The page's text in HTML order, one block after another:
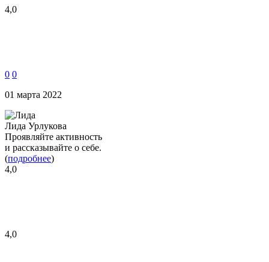
4,0
0 0
01 марта 2022
Лида Урлукова
Проявляйте активность
и рассказывайте о себе.
(подробнее)
4,0
4,0